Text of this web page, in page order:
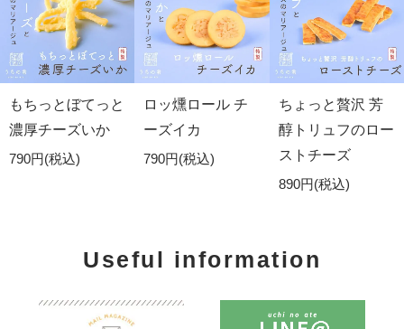
もちっとぼてっと
濃厚チーズいか
790円(税込)
ロッ燻ロール チ
ーズイカ
790円(税込)
ちょっと贅沢 芳
醇トリュフのロー
ストチーズ
890円(税込)
Useful information